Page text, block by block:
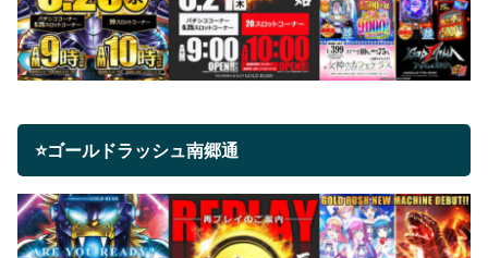
⭐ゴールドラッシュ南郷通